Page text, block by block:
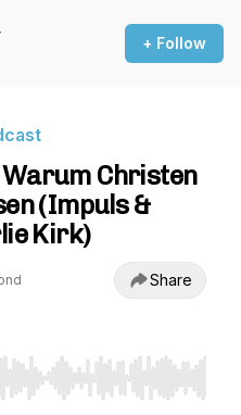
+ Follow
Christen
(Impuls &
Kirk)
Share
seek, Home/End to jump to